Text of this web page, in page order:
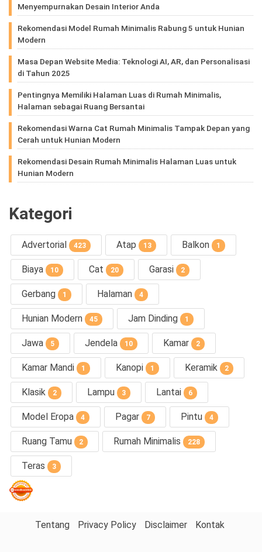
Menyempurnakan Desain Interior Anda
Rekomendasi Model Rumah Minimalis Rabung 5 untuk Hunian
Modern
Masa Depan Website Media: Teknologi AI, AR, dan Personalisasi
di Tahun 2025
Pentingnya Memiliki Halaman Luas di Rumah Minimalis,
Halaman sebagai Ruang Bersantai
Rekomendasi Warna Cat Rumah Minimalis Tampak Depan yang
Cerah untuk Hunian Modern
Rekomendasi Desain Rumah Minimalis Halaman Luas untuk
Hunian Modern
Kategori
Advertorial 423 Atap 13 Balkon 1
Biaya 10 Cat 20 Garasi 2
Gerbang 1 Halaman 4
Hunian Modern 45 Jam Dinding 1
Jawa 5 Jendela 10 Kamar 2
Kamar Mandi 1 Kanopi 1 Keramik 2
Klasik 2 Lampu 3 Lantai 6
Model Eropa 4 Pagar 7 Pintu 4
Ruang Tamu 2 Rumah Minimalis 228
Teras 3
Tentang Privacy Policy Disclaimer Kontak